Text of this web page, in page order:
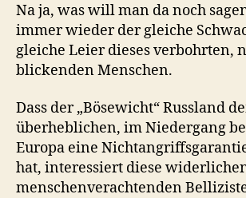
Na ja, was will man da noch
immer wieder der gleiche
gleiche Leier dieses verbohrten,
blickenden Menschen.
Dass der „Bösewicht“ Russland
überheblichen, im Niedergang
Europa eine
hat, interessiert diese
menschenverachtenden